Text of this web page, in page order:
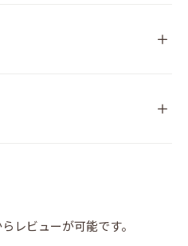
レビューが可能です。